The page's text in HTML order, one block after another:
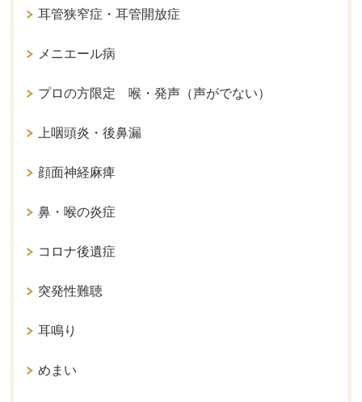
耳管狭窄症・耳管開放症
メニエール病
プロの方限定 喉・発声（声がでない）
上咽頭炎・後鼻漏
顔面神経麻痺
鼻・喉の炎症
コロナ後遺症
突発性難聴
耳鳴り
めまい